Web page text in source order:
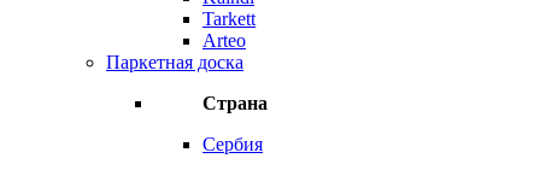
Tarkett
Arteo
Паркетная доска
Страна
Сербия